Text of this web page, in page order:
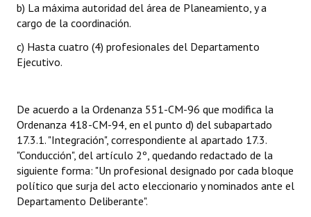
Audiencias Públicas - Registro
Periodistas Decanos - Registro
Banca del Vecino - Registro
Huéspedes de Honor - Registro
Antiguos Pobladores - Registro
Reconocimientos - Registro
b) La máxima autoridad del área de Planeamiento, y a
cargo de la coordinación.
c) Hasta cuatro (4) profesionales del Departamento
Ejecutivo.
De acuerdo a la Ordenanza 551-CM-96 que modifica la
Ordenanza 418-CM-94, en el punto d) del subapartado
17.3.1. "Integración", correspondiente al apartado 17.3.
"Conducción", del artículo 2º, quedando redactado de la
siguiente forma: "Un profesional designado por cada bloque
político que surja del acto eleccionario y nominados ante el
Departamento Deliberante".